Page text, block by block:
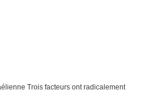
Trois facteurs ont radicalement